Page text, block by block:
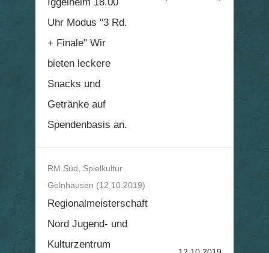
Uhr Modus "3 Rd.
+ Finale" Wir
bieten leckere
Snacks und
Getränke auf
Spendenbasis an.
RM Süd, Spielkultur
Gelnhausen (12.10.2019)
Regionalmeisterschaft
Nord Jugend- und
Kulturzentrum